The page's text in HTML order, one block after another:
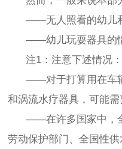
——无人照看的幼儿和
——幼儿玩耍器具的情
注1：注意下述情况：
——对于打算用在车辆
和涡流水疗器具，可能需
——在许多国家中，全
劳动保护部门、全国性